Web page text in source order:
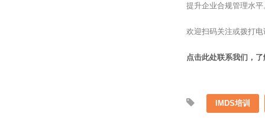
提升企业合规管理水
欢迎扫码关注或拨打
点击此处联系我们，
IMDS培训